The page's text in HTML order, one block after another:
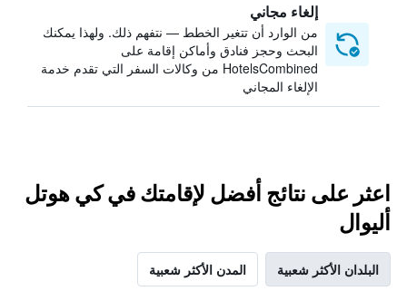
إلغاء مجاني
من الوارد أن تتغير الخطط — نتفهم ذلك. ولهذا يمكنك
البحث وحجز فنادق وأماكن إقامة على
HotelsCombined من وكالات السفر التي تقدم خدمة
الإلغاء المجاني
اعثر على نتائج أفضل لإقامتك في كي هوتل
أليوال
البلدان الأكثر شعبية المدن الأكثر شعبية